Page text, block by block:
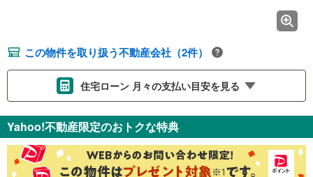
この物件を取り扱う不動産会社（2件）
住宅ローン 月々の支払い目安を見る
金利 ％
Yahoo!不動産限定のおトクな特典